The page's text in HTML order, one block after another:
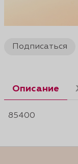
Подписаться
Описание
85400